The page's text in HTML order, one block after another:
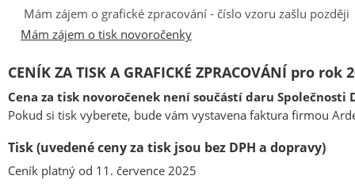
Mám zájem o grafické zpracování - číslo vzoru zašlu později
Mám zájem o tisk novoročenky
CENÍK ZA TISK A GRAFICKÉ ZPRACOVÁNÍ pro rok
Cena za tisk novoročenek není součástí daru Společnosti
Pokud si tisk vyberete, bude vám vystavena faktura firmou
Tisk(uvedené ceny za tisk jsou bez DPH a dopravy)
Ceník platný od 11. července 2025